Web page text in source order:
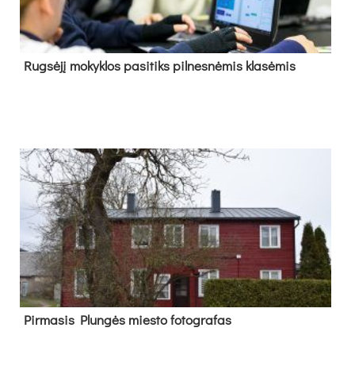
Rug­sė­jį mo­kyk­los pa­si­tiks pil­nes­nė­mis kla­sė­mis
Pir­ma­sis Plun­gės mies­to fo­tog­ra­fas